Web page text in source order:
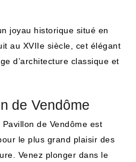
joyau historique situé en
au XVIIe siècle, cet élégant
d’architecture classique et
de Vendôme
de Vendôme est
le plus grand plaisir des
Venez plonger dans le